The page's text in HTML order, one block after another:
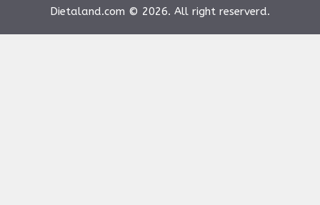
Dietaland.com © 2026. All right reserverd.